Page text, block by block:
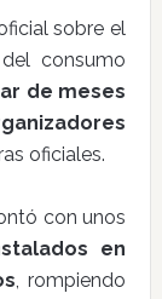
sobre el
consumo
de meses
oficiales.
con unos
en
, rompiendo